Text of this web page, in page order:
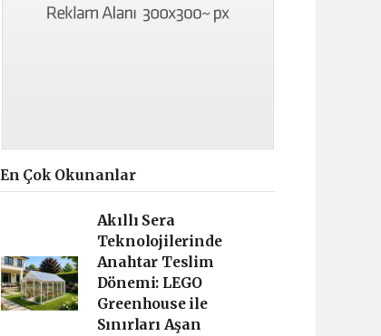
En Çok Okunanlar
Akıllı Sera
Teknolojilerinde
Anahtar Teslim
Dönemi: LEGO
Greenhouse ile
Sınırları Aşan